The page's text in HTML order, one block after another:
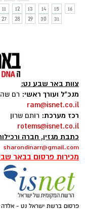
11 12 13 14 15
16
27 28 29 30 31
צוות באר שבע נט:
מנכ"ל ועורך ראשי: רם
ram@isnet.co.il
רכז מערכת: רותם שרון
rotems@isnet.co.il
כתבת מגזין, חברה
sharondinarr@gmail.com
מכירות פרסום בבאר
פרסום ברשת ישראל נט - אלדה